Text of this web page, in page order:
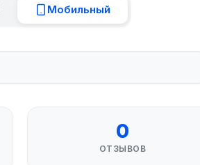
Мобильный
0
ОТЗЫВОВ